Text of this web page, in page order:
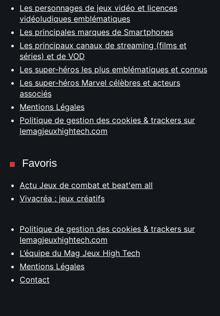
Les personnages de jeux vidéo et licences
vidéoludiques emblématiques
Les principales marques de Smartphones
Les principaux canaux de streaming (films et
séries) et de VOD
Les super-héros les plus emblématiques et connus
Les super-héros Marvel célèbres et acteurs
associés
Mentions Légales
Politique de gestion des cookies & trackers sur
lemagjeuxhightech.com
Favoris
Actu Jeux de combat et beat'em all
Vivacréa : jeux créatifs
Politique de gestion des cookies & trackers sur
lemagjeuxhightech.com
L’équipe du Mag Jeux High Tech
Mentions Légales
Contact